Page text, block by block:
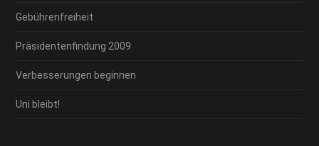
Gebührenfreiheit
Präsidentenfindung 2009
Verbesserungen beginnen
Uni bleibt!